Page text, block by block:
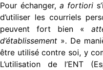
Pour échanger,a fortiori
d’utiliser les courriels
peuvent fort bien «
d’établissement ». De
être utilisé contre soi, y
L’utilisation de l’ENT